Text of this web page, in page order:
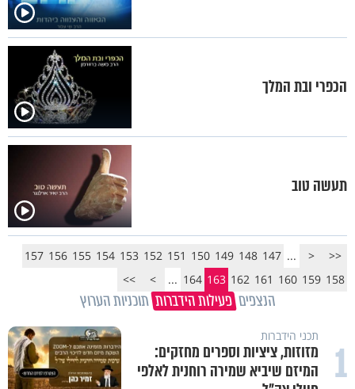
הכפרי ובת המלך
תעשה טוב
<<
<
...
147
148
149
150
151
152
153
154
155
156
157
158
159
160
161
162
163
164
...
>
>>
הנצפים פעילות הידברות תוכניות הערוץ
1 תכני הידברות
מזוזות, ציציות וספרים מחזקים:
המיזם שיביא שמירה רוחנית לאלפי